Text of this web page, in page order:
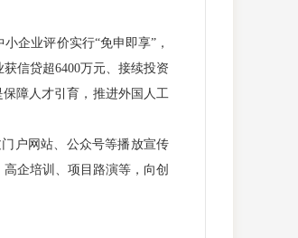
企业评价实行“免申即享”，
信贷超6400万元、接续投资
保障人才引育，推进外国人工
户网站、公众号等播放宣传
企培训、项目路演等，向创